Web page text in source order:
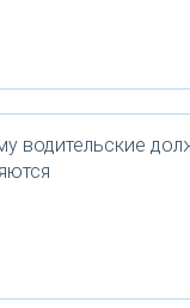
водительские